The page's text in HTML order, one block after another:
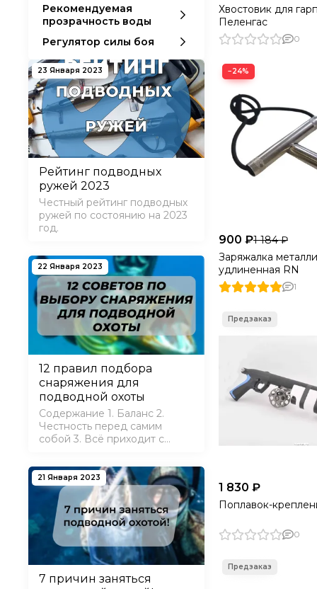
Хвостовик для
Пеленгас
0
−24%
900 ₽1 184 ₽
Заряжалка
удлиненная RN
1
1 830 ₽
Поплавок-
0
Рекомендуемая
прозрачность воды
Регулятор силы боя
23 Января 2023
Рейтинг подводных
ружей 2023
Честный рейтинг подводных
ружей по состоянию на 2023
год.
22 Января 2023
12 правил подбора
снаряжения для
подводной охоты
Содержание 1. Баланс 2.
Честность перед самим
собой 3. Всё приходит с
советам 5. Ласты - не
кроссовки 6. Дорогое - не
значит хорошее 7.
Гидрокостюм по погоде 8.
Лучше покупать все в одном
месте 9. Скидки…
21 Января 2023
7 причин заняться